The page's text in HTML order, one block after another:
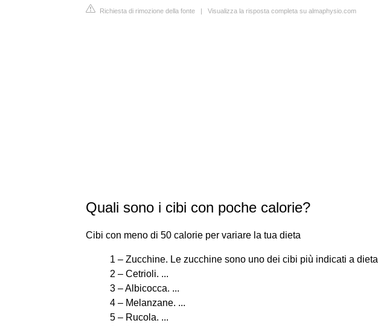
Richiesta di rimozione della fonte | Visualizza la risposta completa su almaphysio.com
Quali sono i cibi con poche calorie?
Cibi con meno di 50 calorie per variare la tua dieta
1 – Zucchine. Le zucchine sono uno dei cibi più indicati a
2 – Cetrioli. ...
3 – Albicocca. ...
4 – Melanzane. ...
5 – Rucola. ...